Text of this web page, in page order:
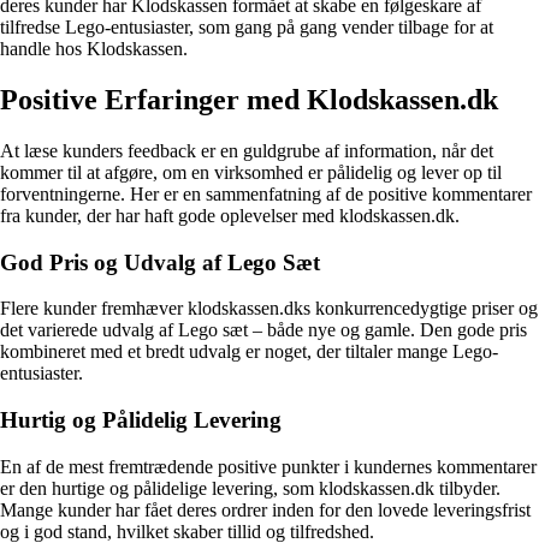
deres kunder har Klodskassen formået at skabe en følgeskare af
tilfredse Lego-entusiaster, som gang på gang vender tilbage for at
handle hos Klodskassen.
Positive Erfaringer med Klodskassen.dk
At læse kunders feedback er en guldgrube af information, når det
kommer til at afgøre, om en virksomhed er pålidelig og lever op til
forventningerne. Her er en sammenfatning af de positive kommentarer
fra kunder, der har haft gode oplevelser med klodskassen.dk.
God Pris og Udvalg af Lego Sæt
Flere kunder fremhæver klodskassen.dks konkurrencedygtige priser og
det varierede udvalg af Lego sæt – både nye og gamle. Den gode pris
kombineret med et bredt udvalg er noget, der tiltaler mange Lego-
entusiaster.
Hurtig og Pålidelig Levering
En af de mest fremtrædende positive punkter i kundernes kommentarer
er den hurtige og pålidelige levering, som klodskassen.dk tilbyder.
Mange kunder har fået deres ordrer inden for den lovede leveringsfrist
og i god stand, hvilket skaber tillid og tilfredshed.